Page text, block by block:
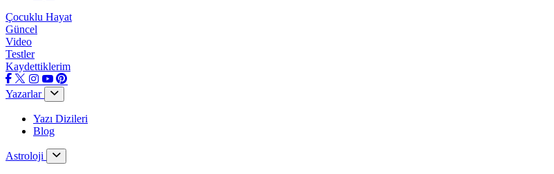
Çocuklu Hayat
Güncel
Video
Testler
Kaydettiklerim
Yazarlar
Yazı Dizileri
Blog
Astroloji